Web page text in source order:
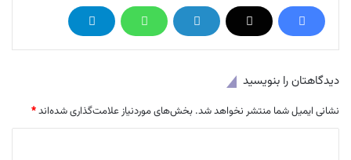
دیدگاهتان را بنویسید
نشانی ایمیل شما منتشر نخواهد شد. بخش‌های موردنیاز علامت‌گذاری شده‌اند*